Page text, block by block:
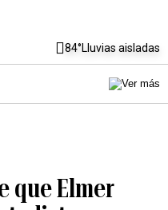
84°Lluvias aisladas
que Elmer